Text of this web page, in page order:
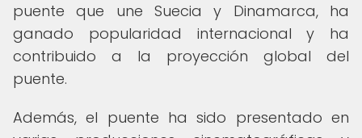
puente que une Suecia y Dinamarca, ha
ganado popularidad internacional y ha
contribuido a la proyección global del
puente.
Además, el puente ha sido presentado en